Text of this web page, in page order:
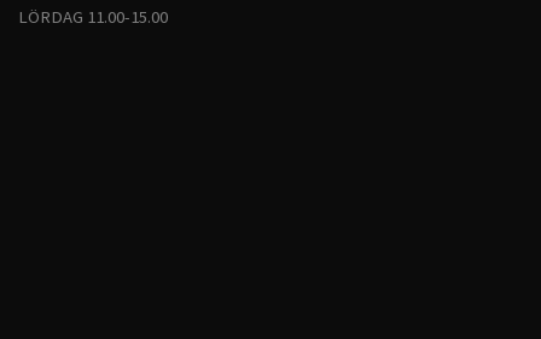
LÖRDAG 11.00-15.00